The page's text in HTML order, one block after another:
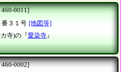
0011]
３１号 [地図等]
寺)の『愛染寺』
0002]